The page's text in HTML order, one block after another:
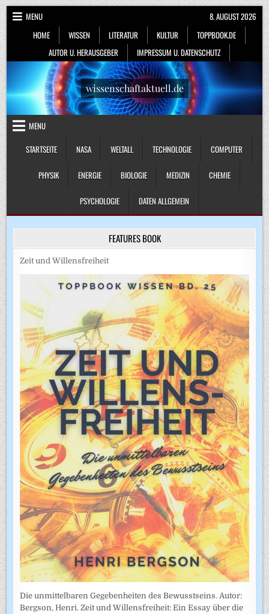
Skip
to
content
MENU
HOME
WISSEN LITERATUR KULTUR
TOPPBOOK.DE
AUTOR U. HERAUSGEBER
IMPRESSUM U. DATENSCHUTZ
8. AUGUST 2026
wissenschaftaktuell.de
MENU
STARTSEITE
NASA WELTALL TECHNOLOGIE COMPUTER
PHYSIK ENERGIE BIOLOGIE MEDIZIN CHEMIE
PSYCHOLOGIE DATEN ALLGEMEIN
FEATURES BOOK
Zeit und Willensfreiheit
Die unmittelbaren Gegebenheiten des Bewusstseins. Autor:
Bergson, Henri. Zeit und Willensfreiheit: Ein Essay über die